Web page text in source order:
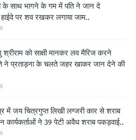
के साथ भागने के गम में पति ने जान दे
हाईवे पर शव रखकर लगाया जाम..
श्रीराम को साक्षी मानकर लव मैरिज करने
ने प्रताड़ना के चलते जहर खाकर जान देने की
में जय चित्रगुप्त लिखी लग्जरी कार से शराब
कार्यकर्ताओं ने 39 पेटी अवैध शराब पकड़वाई..